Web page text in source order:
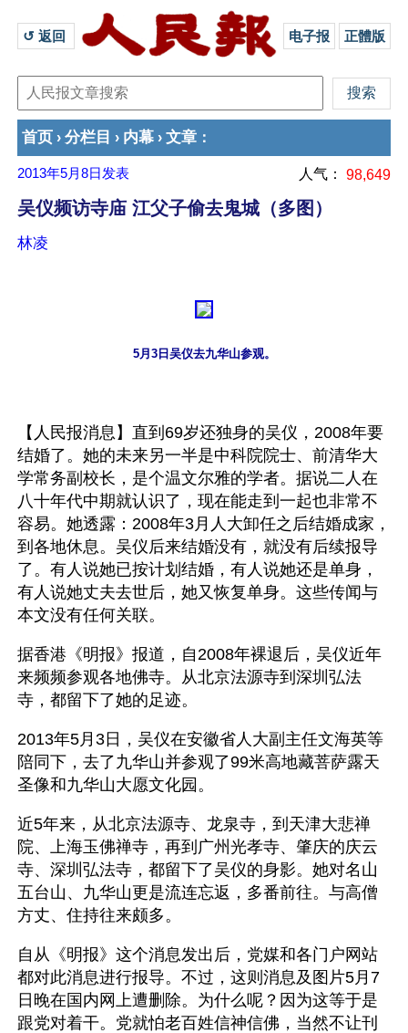
↺ 返回 电子报 正體版
首页 › 分栏目 › 内幕 › 文章 ：
2013年5月8日 发表 人气： 98,649
吴仪频访寺庙 江父子偷去鬼城（多图）
林凌
5月3日吴仪去九华山参观。
【人民报消息】直到69岁还独身的吴仪，2008年要
结婚了。她的未来另一半是中科院院士、前清华大
学常务副校长，是个温文尔雅的学者。据说二人在
八十年代中期就认识了，现在能走到一起也非常不
容易。她透露：2008年3月人大卸任之后结婚成家，
到各地休息。吴仪后来结婚没有，就没有后续报导
了。有人说她已按计划结婚，有人说她还是单身，
有人说她丈夫去世后，她又恢复单身。这些传闻与
本文没有任何关联。
据香港《明报》报道，自2008年裸退后，吴仪近年
来频频参观各地佛寺。从北京法源寺到深圳弘法
寺，都留下了她的足迹。
2013年5月3日，吴仪在安徽省人大副主任文海英等
陪同下，去了九华山并参观了99米高地藏菩萨露天
圣像和九华山大愿文化园。
近5年来，从北京法源寺、龙泉寺，到天津大悲禅
院、上海玉佛禅寺，再到广州光孝寺、肇庆的庆云
寺、深圳弘法寺，都留下了吴仪的身影。她对名山
五台山、九华山更是流连忘返，多番前往。与高僧
方丈、住持往来颇多。
自从《明报》这个消息发出后，党媒和各门户网站
都对此消息进行报导。不过，这则消息及图片5月7
日晚在国内网上遭删除。为什么呢？因为这等于是
跟党对着干。党就怕老百姓信神信佛，当然不让刊